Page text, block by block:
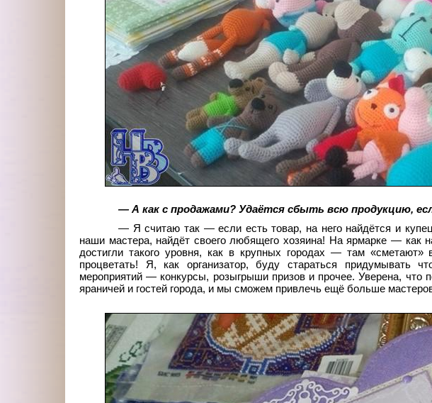
— А как с продажами? Удаётся сбыть всю продукцию,
— Я считаю так — если есть товар, на него найдётся и
наши мастера, найдёт своего любящего хозяина! На ярмарке — как
достигли такого уровня, как в крупных городах — там
процветать! Я, как организатор, буду стараться придумывать
мероприятий — конкурсы, розыгрыши призов и прочее. Уверена, что
яраничей и гостей города, и мы сможем привлечь ещё больше